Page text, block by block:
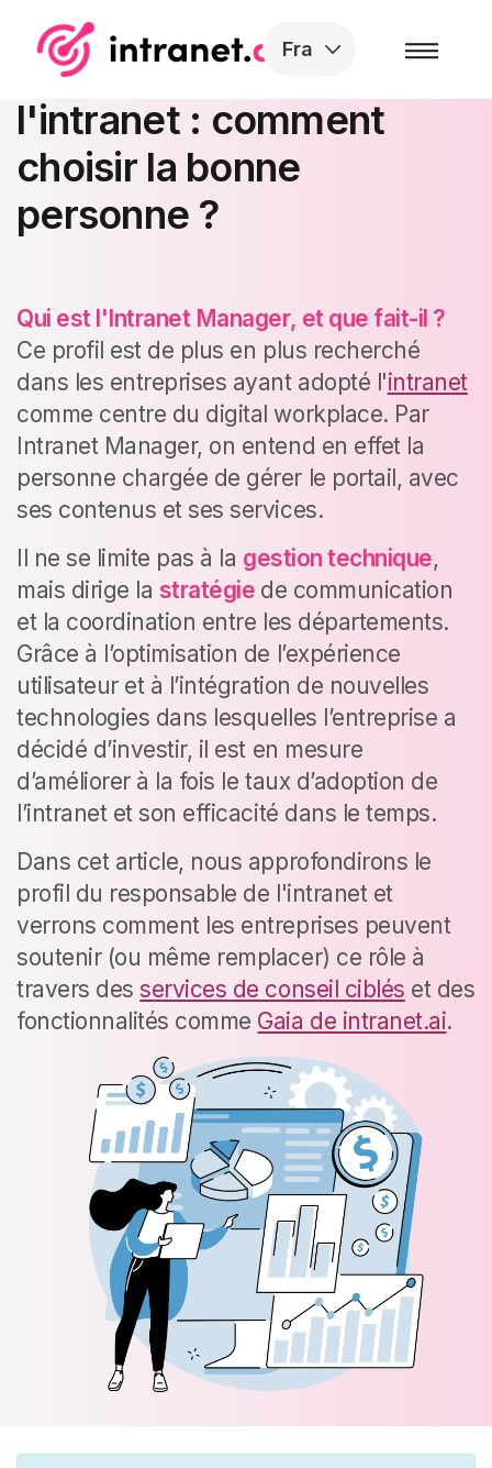
Fra
Responsable de
l'intranet : comment
choisir la bonne
personne ?
Qui est l'Intranet Manager, et que fait-il ?
Ce profil est de plus en plus recherché
dans les entreprises ayant adopté l'intranet
comme centre du digital workplace. Par
Intranet Manager, on entend en effet la
personne chargée de gérer le portail, avec
ses contenus et ses services.
Il ne se limite pas à la gestion technique,
mais dirige la stratégie de communication
et la coordination entre les départements.
Grâce à l’optimisation de l’expérience
utilisateur et à l’intégration de nouvelles
technologies dans lesquelles l’entreprise a
décidé d’investir, il est en mesure
d’améliorer à la fois le taux d’adoption de
l’intranet et son efficacité dans le temps.
Dans cet article, nous approfondirons le
profil du responsable de l'intranet et
verrons comment les entreprises peuvent
soutenir (ou même remplacer) ce rôle à
travers desservices de conseil ciblés et des
fonctionnalités comme Gaia de intranet.ai.